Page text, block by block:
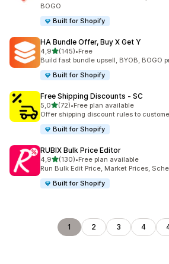
BOGO
Built for Shopify
HA Bundle Offer, Buy X Get Y
4,9z 5 hvězd
(145)
Celkový počet recenzí: 145
•Free
Build fast bundle upsell, BYOB, BOGO
Built for Shopify
Free Shipping Discounts ‑ SC
5,0z 5 hvězd
(72)
Celkový počet recenzí: 72
•Free plan available
Offer shipping discount rules to
Built for Shopify
RUBIX Bulk Price Editor
4,9z 5 hvězd
(130)
Celkový počet recenzí: 130
•Free plan available
Run Bulk Edit Price, Market Prices,
Built for Shopify
1 2 3 4